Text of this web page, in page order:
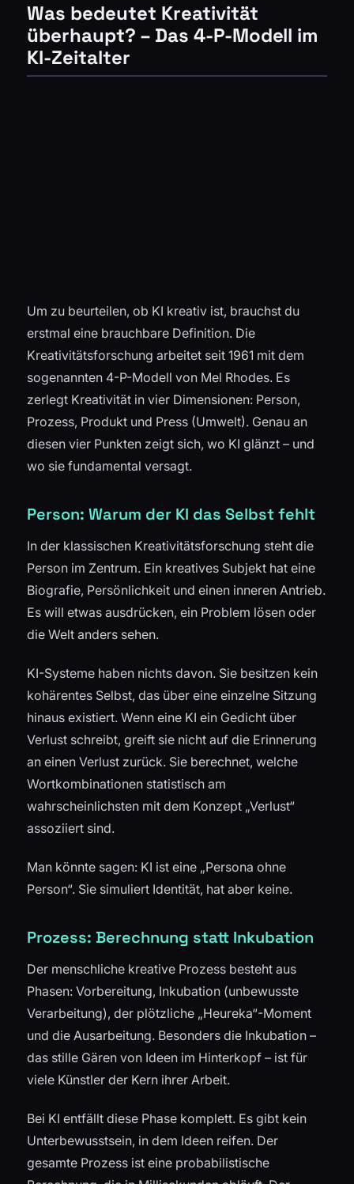
Was bedeutet Kreativität
überhaupt? – Das 4-P-Modell im
KI-Zeitalter
Um zu beurteilen, ob KI kreativ ist, brauchst du
erstmal eine brauchbare Definition. Die
Kreativitätsforschung arbeitet seit 1961 mit dem
sogenannten 4-P-Modell von Mel Rhodes. Es
zerlegt Kreativität in vier Dimensionen: Person,
Prozess, Produkt und Press (Umwelt). Genau an
diesen vier Punkten zeigt sich, wo KI glänzt – und
wo sie fundamental versagt.
Person: Warum der KI das Selbst fehlt
In der klassischen Kreativitätsforschung steht die
Person im Zentrum. Ein kreatives Subjekt hat eine
Biografie, Persönlichkeit und einen inneren Antrieb.
Es will etwas ausdrücken, ein Problem lösen oder
die Welt anders sehen.
KI-Systeme haben nichts davon. Sie besitzen kein
kohärentes Selbst, das über eine einzelne Sitzung
hinaus existiert. Wenn eine KI ein Gedicht über
Verlust schreibt, greift sie nicht auf die Erinnerung
an einen Verlust zurück. Sie berechnet, welche
Wortkombinationen statistisch am
wahrscheinlichsten mit dem Konzept „Verlust“
assoziiert sind.
Man könnte sagen: KI ist eine „Persona ohne
Person“. Sie simuliert Identität, hat aber keine.
Prozess: Berechnung statt Inkubation
Der menschliche kreative Prozess besteht aus
Phasen: Vorbereitung, Inkubation (unbewusste
Verarbeitung), der plötzliche „Heureka“-Moment
und die Ausarbeitung. Besonders die Inkubation –
das stille Gären von Ideen im Hinterkopf – ist für
viele Künstler der Kern ihrer Arbeit.
Bei KI entfällt diese Phase komplett. Es gibt kein
Unterbewusstsein, in dem Ideen reifen. Der
gesamte Prozess ist eine probabilistische